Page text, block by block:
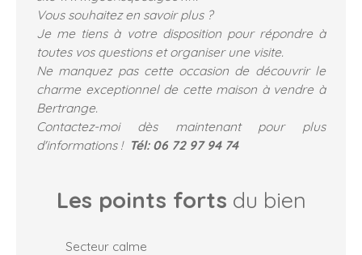
Vous souhaitez en savoir plus ?
Je me tiens à votre disposition pour répondre à
toutes vos questions et organiser une visite.
Ne manquez pas cette occasion de découvrir le
charme exceptionnel de cette maison à vendre à
Bertrange.
Contactez-moi dès maintenant pour plus
d'informations ! Tél: 06 72 97 94 74
Les points forts du bien
Secteur calme